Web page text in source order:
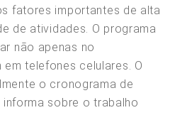
fatores importantes de alta
de atividades. O programa
não apenas no
telefones celulares. O
o cronograma de
sobre o trabalho